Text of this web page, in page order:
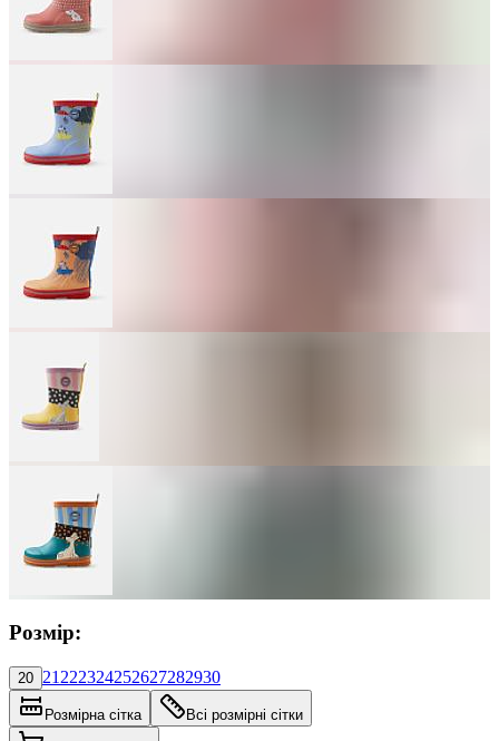
Розмір:
20 21 222324252627282930
Розмірна сітка Всі розмірні сітки